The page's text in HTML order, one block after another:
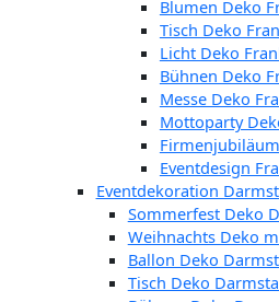
Blumen Deko
Tisch Deko
Licht Deko
Bühnen Deko
Messe Deko
Mottoparty
Eventdesign
Eventdekoration
Sommerfest Deko
Weihnachts Deko
Ballon Deko
Tisch Deko